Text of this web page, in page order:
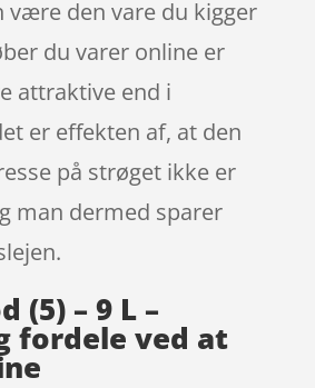
være den vare du kigger
du varer online er
attraktive end i
er effekten af, at den
på strøget ikke er
man dermed sparer
(5) – 9 L –
fordele ved at